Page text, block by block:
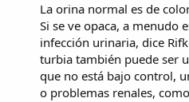
La orina normal es de
Si se ve opaca, a menudo
infección urinaria, dice
turbia también puede ser
que no está bajo control,
o problemas renales,